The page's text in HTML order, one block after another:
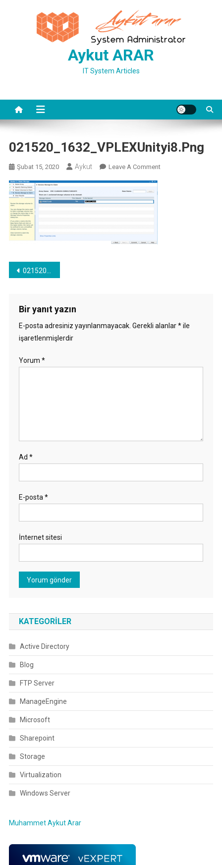
Aykut ARAR
IT System Articles
021520_1632_VPLEXUnityi8.png
Şubat 15, 2020 Aykut Leave A CommentOn
Yazı
021520_1632_VPLEXUnityi8.png
Bir yanıt yazın
E-posta adresiniz yayınlanmayacak. Gerekli alanlar*ile
işaretlenmişlerdir
Yorum *
Ad *
E-posta *
İnternet sitesi
KATEGORILER
Active Directory
Blog
FTP Server
ManageEngine
Microsoft
Sharepoint
Storage
Virtualization
Windows Server
Muhammet Aykut Arar